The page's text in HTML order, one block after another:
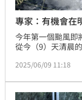
專家：有機會在
今年第一個颱風即
從今（9）天清晨
側，未來隨著西南
(11日)到週四(13
度颱風，發展的速
2025/06/09 11:18